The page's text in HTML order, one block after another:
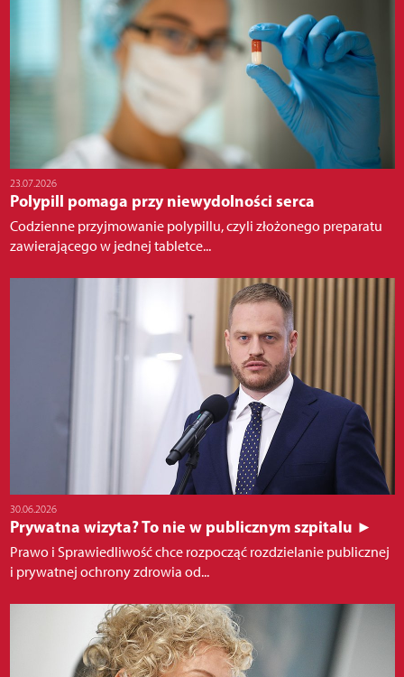
23.07.2026
Polypill pomaga przy niewydolności serca
Codzienne przyjmowanie polypillu, czyli złożonego preparatu
zawierającego w jednej tabletce...
30.06.2026
Prywatna wizyta? To nie w publicznym szpitalu ►
Prawo i Sprawiedliwość chce rozpocząć rozdzielanie publicznej
i prywatnej ochrony zdrowia od...